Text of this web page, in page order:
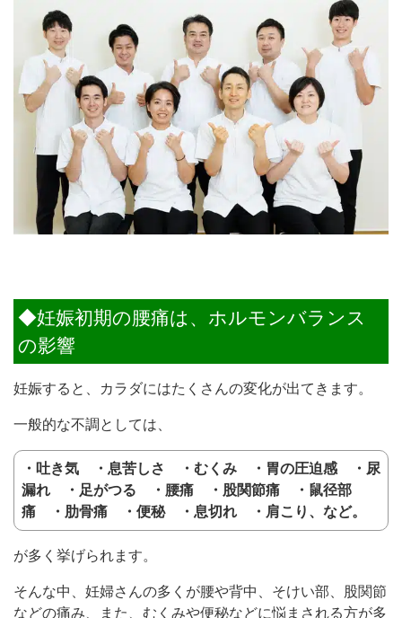
◆妊娠初期の腰痛は、ホルモンバランス
の影響
妊娠すると、カラダにはたくさんの変化が出てきます。
一般的な不調としては、
・吐き気 ・息苦しさ ・むくみ ・胃の圧迫感 ・尿
漏れ ・足がつる ・腰痛 ・股関節痛 ・鼠径部
痛 ・肋骨痛 ・便秘 ・息切れ ・肩こり、など。
が多く挙げられます。
そんな中、妊婦さんの多くが腰や背中、そけい部、股関節
などの痛み、また、むくみや便秘などに悩まされる方が多